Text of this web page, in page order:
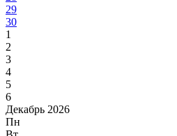
29
30
1
2
3
4
5
6
Декабрь 2026
Пн